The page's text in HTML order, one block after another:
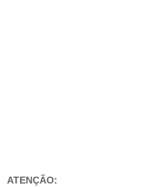
ATENÇÃO: